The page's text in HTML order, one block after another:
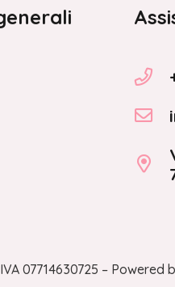
07714630725 – Powered